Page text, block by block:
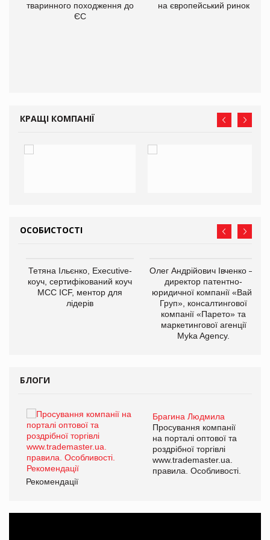
тваринного походження до
ЄС
на європейський ринок
КРАЩІ КОМПАНІЇ
ОСОБИСТОСТІ
Тетяна Ільєнко, Executive-
коуч, сертифікований коуч
МСС ICF, ментор для
лідерів
Олег Андрійович Івченко —
директор патентно-
юридичної компанії «Вайз
Груп», консалтингової
компанії «Парето» та
маркетингової агенції
Myka Agency.
БЛОГИ
Брагина Людмила
Просування компанії
на порталі оптової та
роздрібної торгівлі
www.trademaster.ua.
правила. Особливості.
Рекомендації